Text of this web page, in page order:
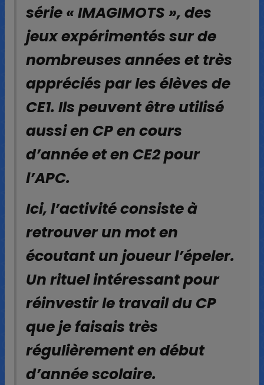
série « IMAGIMOTS », des
jeux expérimentés sur de
nombreuses années et très
appréciés par les élèves de
CE1. Ils peuvent être utilisé
aussi en CP en cours
d’année et en CE2 pour
l’APC.
Ici, l’activité consiste à
retrouver un mot en
écoutant un joueur l’épeler.
Un rituel intéressant pour
réinvestir le travail du CP
que je faisais très
régulièrement en début
d’année scolaire.